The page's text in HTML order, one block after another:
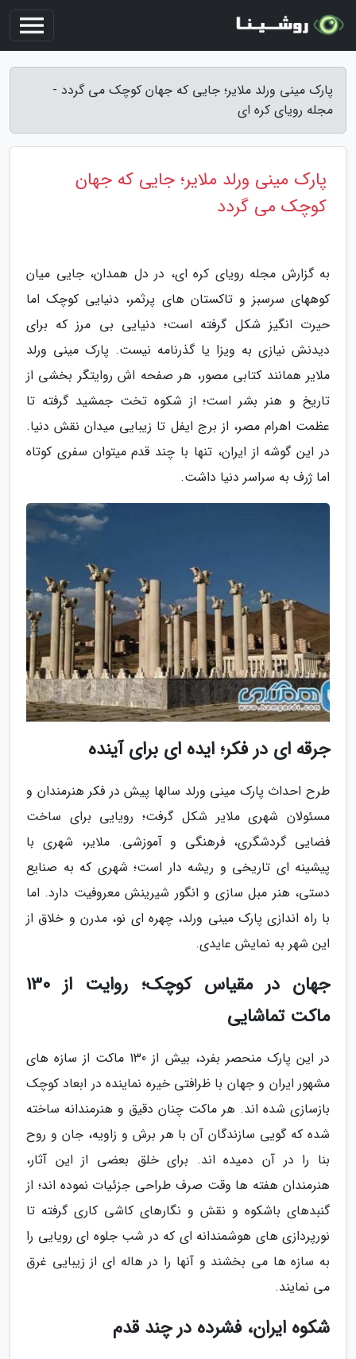
پارک مینی ورلد ملایر؛ جایی که جهان کوچک می گردد -
مجله رویای کره ای
پارک مینی ورلد ملایر؛ جایی که جهان
کوچک می گردد
به گزارش مجله رویای کره ای، در دل همدان، جایی میان
کوههای سرسبز و تاکستان های پرثمر، دنیایی کوچک اما
حیرت انگیز شکل گرفته است؛ دنیایی بی مرز که برای
دیدنش نیازی به ویزا یا گذرنامه نیست. پارک مینی ورلد
ملایر همانند کتابی مصور، هر صفحه اش روایتگر بخشی از
تاریخ و هنر بشر است؛ از شکوه تخت جمشید گرفته تا
عظمت اهرام مصر، از برج ایفل تا زیبایی میدان نقش دنیا.
در این گوشه از ایران، تنها با چند قدم میتوان سفری کوتاه
اما ژرف به سراسر دنیا داشت.
جرقه ای در فکر؛ ایده ای برای آینده
طرح احداث پارک مینی ورلد سالها پیش در فکر هنرمندان و
مسئولان شهری ملایر شکل گرفت؛ رویایی برای ساخت
فضایی گردشگری، فرهنگی و آموزشی. ملایر، شهری با
پیشینه ای تاریخی و ریشه دار است؛ شهری که به صنایع
دستی، هنر مبل سازی و انگور شیرینش معروفیت دارد. اما
با راه اندازی پارک مینی ورلد، چهره ای نو، مدرن و خلاق از
این شهر به نمایش عایدی.
جهان در مقیاس کوچک؛ روایت از 130
ماکت تماشایی
در این پارک منحصر بفرد، بیش از 130 ماکت از سازه های
مشهور ایران و جهان با ظرافتی خیره نماینده در ابعاد کوچک
بازسازی شده اند. هر ماکت چنان دقیق و هنرمندانه ساخته
شده که گویی سازندگان آن با هر برش و زاویه، جان و روح
بنا را در آن دمیده اند. برای خلق بعضی از این آثار،
هنرمندان هفته ها وقت صرف طراحی جزئیات نموده اند؛ از
گنبدهای باشکوه و نقش و نگارهای کاشی کاری گرفته تا
نورپردازی های هوشمندانه ای که در شب جلوه ای رویایی را
به سازه ها می بخشند و آنها را در هاله ای از زیبایی غرق
می نمایند.
شکوه ایران، فشرده در چند قدم